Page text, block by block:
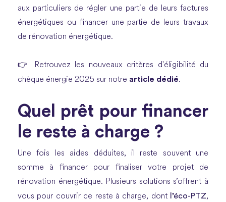
aux particuliers de régler une partie de leurs factures
énergétiques ou financer une partie de leurs travaux
de rénovation énergétique.
👉 Retrouvez les nouveaux critères d'éligibilité du
chèque énergie 2025 sur notre article dédié.
Quel prêt pour financer
le reste à charge ?
Une fois les aides déduites, il reste souvent une
somme à financer pour finaliser votre projet de
rénovation énergétique. Plusieurs solutions s’offrent à
vous pour couvrir ce reste à charge, dont l’éco-PTZ,